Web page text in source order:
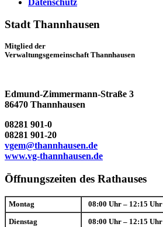
Stadt Thannhausen
Mitglied der
Verwaltungsgemeinschaft Thannhausen
Edmund-Zimmermann-Straße 3
86470 Thannhausen
08281 901-0
08281 901-20
vgem@thannhausen.de
www.vg-thannhausen.de
Öffnungszeiten des Rathauses
Montag 08:00 Uhr – 12:15 Uhr
Dienstag 08:00 Uhr – 12:15 Uhr